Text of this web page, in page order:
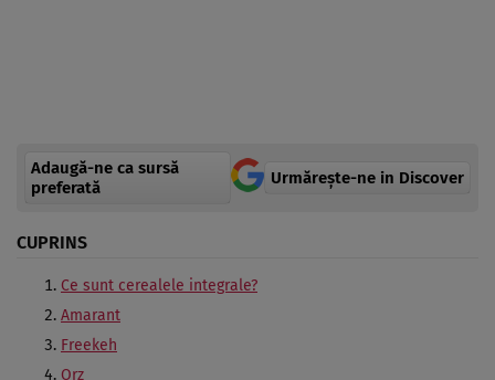
Adaugă-ne ca sursă
preferată
Urmărește-ne in Discover
CUPRINS
Ce sunt cerealele integrale?
Amarant
Freekeh
Orz